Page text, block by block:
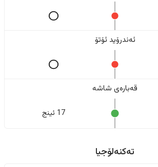
ئەندرۆید ئۆتۆ
قەبارەی شاشە
17 ئینج
تەکنەلۆجیا